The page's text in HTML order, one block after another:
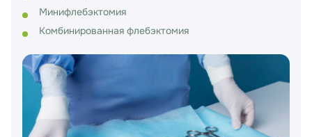
Минифлебэктомия
Комбинированная флебэктомия